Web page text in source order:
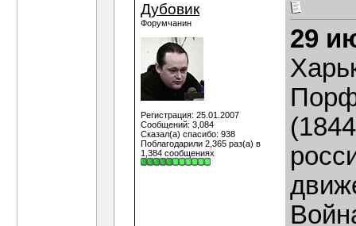
Дубовик
Форумчанин
Регистрация: 25.01.2007
Сообщений: 3,084
Сказал(а) спасибо: 938
Поблагодарили 2,365 раз(а) в
1,384 сообщениях
29